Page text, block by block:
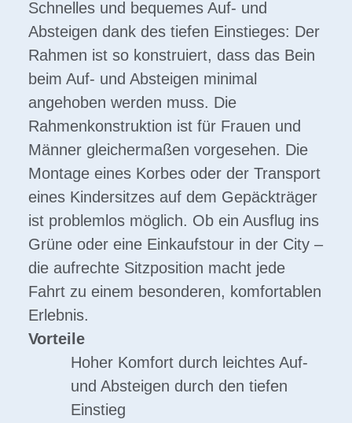
Schnelles und bequemes Auf- und
Absteigen dank des tiefen Einstieges: Der
Rahmen ist so konstruiert, dass das Bein
beim Auf- und Absteigen minimal
angehoben werden muss. Die
Rahmenkonstruktion ist für Frauen und
Männer gleichermaßen vorgesehen. Die
Montage eines Korbes oder der Transport
eines Kindersitzes auf dem Gepäckträger
ist problemlos möglich. Ob ein Ausflug ins
Grüne oder eine Einkaufstour in der City –
die aufrechte Sitzposition macht jede
Fahrt zu einem besonderen, komfortablen
Erlebnis.
Vorteile
Hoher Komfort durch leichtes Auf-
und Absteigen durch den tiefen
Einstieg